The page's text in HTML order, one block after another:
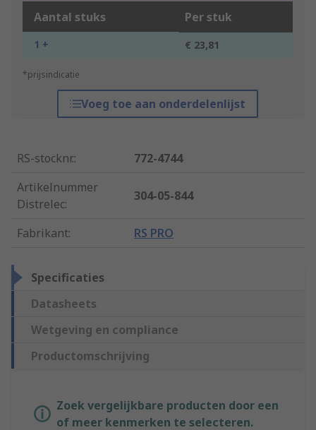
Aantal stuks Per stuk
1 + € 23,81
*prijsindicatie
Voeg toe aan onderdelenlijst
RS-stocknr.:
772-4744
Artikelnummer
Distrelec:
304-05-844
Fabrikant: RS PRO
Specificaties
Datasheets
Wetgeving en compliance
Productomschrijving
Zoek vergelijkbare producten door een
of meer kenmerken te selecteren.